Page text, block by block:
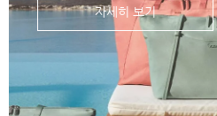
자세히 보기